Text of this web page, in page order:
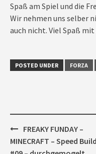
Spaß am Spiel und die
Wir nehmen uns selber
auch nicht. Viel Spaß mit
POSTED UNDER FORZA
Post
navigation
FREAKY FUNDAY –
MINECRAFT – Speed